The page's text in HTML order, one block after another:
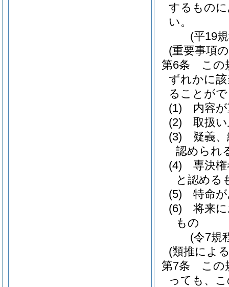
するもの
い。
(平19
(重要事項
第6条
この
ずれかに
ることが
(1)
内容
(2)
取扱
(3)
疑義
認められ
(4)
専決
と認める
(5)
特命
(6)
将来
もの
(令7規
(類推によ
第7条
この
っても、